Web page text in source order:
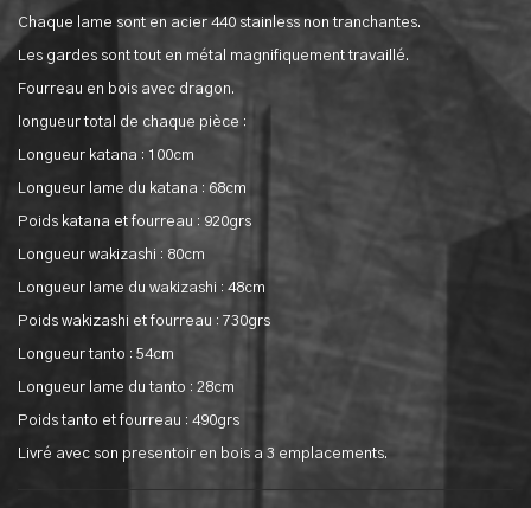
Chaque lame sont en acier 440 stainless non tranchantes.
Les gardes sont tout en métal magnifiquement travaillé.
Fourreau en bois avec dragon.
longueur total de chaque pièce :
Longueur katana : 100cm
Longueur lame du katana : 68cm
Poids katana et fourreau : 920grs
Longueur wakizashi : 80cm
Longueur lame du wakizashi : 48cm
Poids wakizashi et fourreau : 730grs
Longueur tanto : 54cm
Longueur lame du tanto : 28cm
Poids tanto et fourreau : 490grs
Livré avec son presentoir en bois a 3 emplacements.